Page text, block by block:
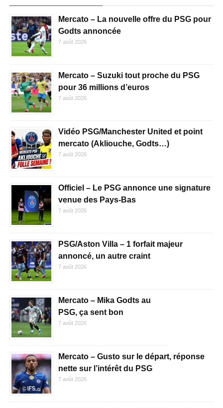
Mercato – La nouvelle offre du PSG pour
Godts annoncée
7 août 2026
Mercato – Suzuki tout proche du PSG
pour 36 millions d’euros
7 août 2026
Vidéo PSG/Manchester United et point
mercato (Akliouche, Godts…)
7 août 2026
Officiel – Le PSG annonce une signature
venue des Pays-Bas
7 août 2026
PSG/Aston Villa – 1 forfait majeur
annoncé, un autre craint
7 août 2026
Mercato – Mika Godts au
PSG, ça sent bon
7 août 2026
Mercato – Gusto sur le départ, réponse
nette sur l’intérêt du PSG
7 août 2026